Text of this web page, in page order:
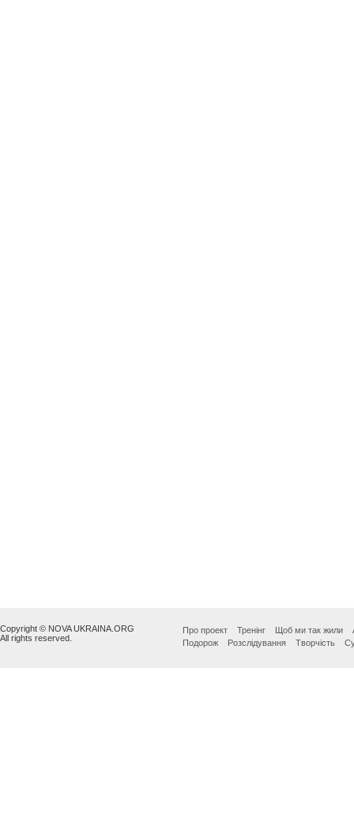
Copyright © NOVA UKRAINA.ORG
All rights reserved.
Про проект Тренінг Щоб ми так жили
Подорож
Розслідування Творчість